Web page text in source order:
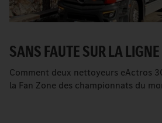
SANS FAUTE SUR LA
Comment deux nettoyeurs eActros
la Fan Zone des championnats du